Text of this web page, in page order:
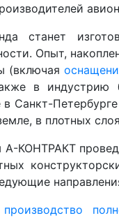
станет
Опыт,
(включая
в индустрию
в Санкт-
в плотных
А-КОНТРАКТ
производство